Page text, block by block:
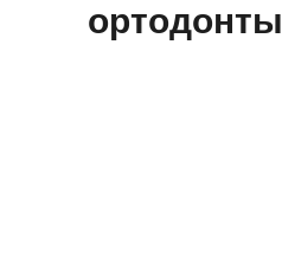
ортодонты